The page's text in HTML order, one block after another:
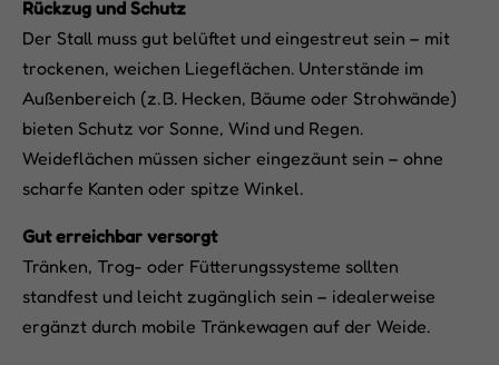
Rückzug und Schutz
Der Stall muss gut belüftet und eingestreut sein – mit
trockenen, weichen Liegeflächen. Unterstände im
Außenbereich (z. B. Hecken, Bäume oder Strohwände)
bieten Schutz vor Sonne, Wind und Regen.
Weideflächen müssen sicher eingezäunt sein – ohne
scharfe Kanten oder spitze Winkel.
Gut erreichbar versorgt
Tränken, Trog- oder Fütterungssysteme sollten
standfest und leicht zugänglich sein – idealerweise
ergänzt durch mobile Tränkewagen auf der Weide.